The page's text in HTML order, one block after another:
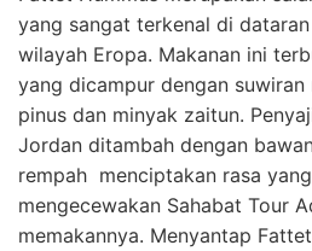
yang sangat terkenal di
wilayah Eropa. Makanan ini
yang dicampur dengan
pinus dan minyak zaitun.
Jordan ditambah dengan
rempah menciptakan rasa
mengecewakan Sahabat Tour
memakannya. Menyantap